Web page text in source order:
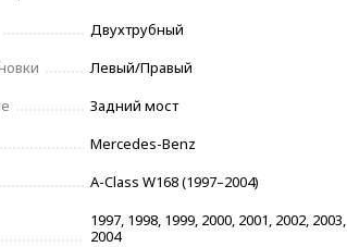
Двухтрубный
Левый/Правый
Задний мост
Mercedes-Benz
A-Class W168 (1997–2004)
1997, 1998, 1999, 2000, 2001, 2002, 2003,
2004